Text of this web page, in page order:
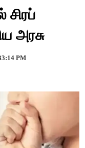
சிரப்
அரசு
PM